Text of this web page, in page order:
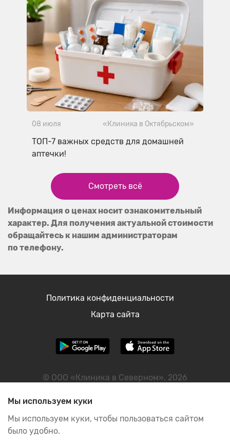
08 июля «Клиника в Октябрьском»
ТОП-7 важных средств для домашней
аптечки!
Смотреть всё
Информация о ценах носит ознакомительный
характер. Для получения актуальной стоимости
обращайтесь к нашим администраторам
по телефону.
© ООО «Клиника в Северном», 2026
Политика конфиденциальности
Карта сайта
Мы используем куки
Мы используем куки, чтобы пользоваться сайтом
было удобно.